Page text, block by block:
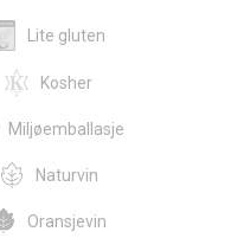
Lite gluten
Kosher
Miljøemballasje
Naturvin
Oransjevin